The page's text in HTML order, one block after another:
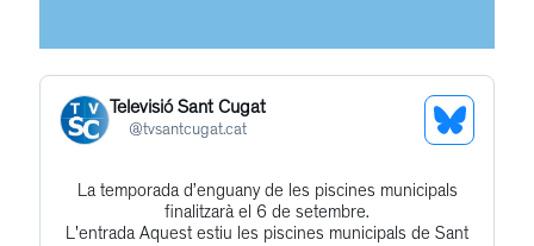
Televisió Sant Cugat
@tvsantcugat.cat
See
Profile
Get
to
La temporada d’enguany de les piscines municipals
finalitzarà el 6 de setembre.
L'entrada Aquest estiu les piscines municipals de Sant